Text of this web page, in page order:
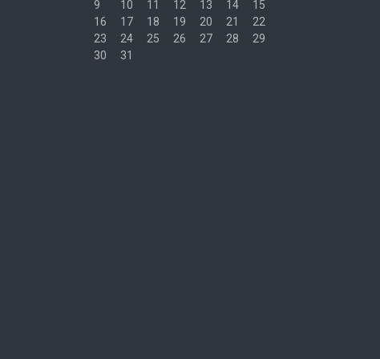
9
10 11 12 13 14
15
16
17 18 19 20 21
22
23
24 25 26 27 28
29
30
31